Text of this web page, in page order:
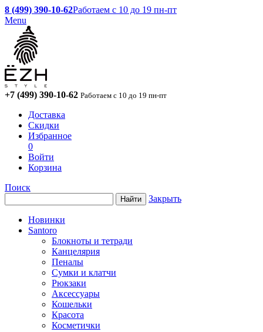
8 (499) 390-10-62Работаем с 10 до 19 пн-пт
Menu
+7 (499) 390-10-62 Работаем с 10 до 19 пн-пт
Доставка
Скидки
Избранное
0
Войти
Корзина
Поиск
Закрыть
Новинки
Santoro
Блокноты и тетради
Канцелярия
Пеналы
Сумки и клатчи
Рюкзаки
Аксессуары
Кошельки
Красота
Косметички